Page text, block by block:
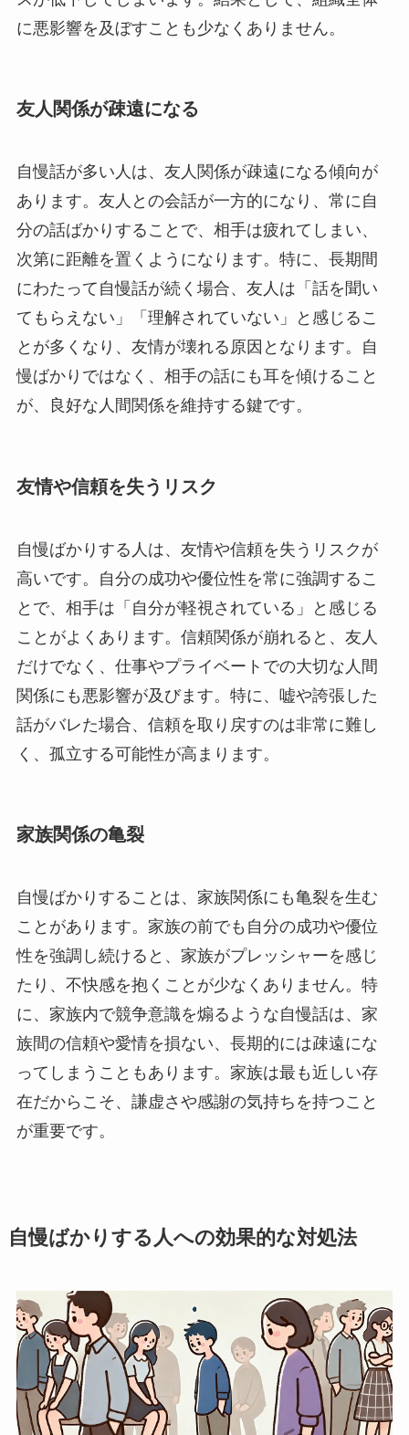
に悪影響を及ぼすことも少なくありません。
友人関係が疎遠になる
自慢話が多い人は、友人関係が疎遠になる傾向が
あります。友人との会話が一方的になり、常に自
分の話ばかりすることで、相手は疲れてしまい、
次第に距離を置くようになります。特に、長期間
にわたって自慢話が続く場合、友人は「話を聞い
てもらえない」「理解されていない」と感じるこ
とが多くなり、友情が壊れる原因となります。自
慢ばかりではなく、相手の話にも耳を傾けること
が、良好な人間関係を維持する鍵です。
友情や信頼を失うリスク
自慢ばかりする人は、友情や信頼を失うリスクが
高いです。自分の成功や優位性を常に強調するこ
とで、相手は「自分が軽視されている」と感じる
ことがよくあります。信頼関係が崩れると、友人
だけでなく、仕事やプライベートでの大切な人間
関係にも悪影響が及びます。特に、嘘や誇張した
話がバレた場合、信頼を取り戻すのは非常に難し
く、孤立する可能性が高まります。
家族関係の亀裂
自慢ばかりすることは、家族関係にも亀裂を生む
ことがあります。家族の前でも自分の成功や優位
性を強調し続けると、家族がプレッシャーを感じ
たり、不快感を抱くことが少なくありません。特
に、家族内で競争意識を煽るような自慢話は、家
族間の信頼や愛情を損ない、長期的には疎遠にな
ってしまうこともあります。家族は最も近しい存
在だからこそ、謙虚さや感謝の気持ちを持つこと
が重要です。
自慢ばかりする人への効果的な対処法